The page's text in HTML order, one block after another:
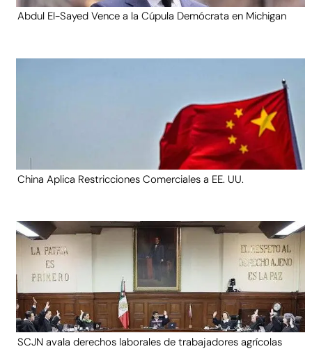
Abdul El-Sayed Vence a la Cúpula Demócrata en Michigan
China Aplica Restricciones Comerciales a EE. UU.
SCJN avala derechos laborales de trabajadores agrícolas